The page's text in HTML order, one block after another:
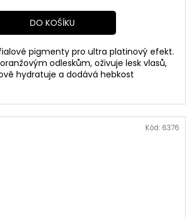
DO KOŠÍKU
pigmenty pro ultra platinový efekt.
odleskům, oživuje lesk vlasů,
hydratuje a dodává hebkost
Kód: 6376